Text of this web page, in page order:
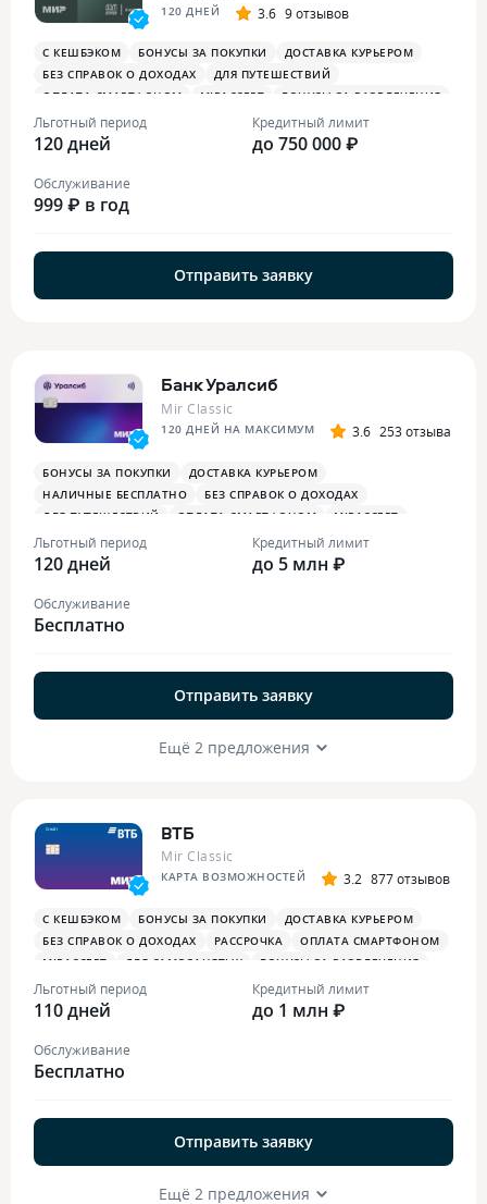
120 ДНЕЙ 3.6 9 отзывов
С КЕШБЭКОМ БОНУСЫ ЗА ПОКУПКИ
ДОСТАВКА КУРЬЕРОМ
БЕЗ СПРАВОК О ДОХОДАХ
ДЛЯ ПУТЕШЕСТВИЙ
ОПЛАТА СМАРТФОНОМ
MIRACCEPT
БОНУСЫ ЗА РАЗВЛЕЧЕНИЯ
БОНУСЫ В РЕСТОРАНАХ
Льготный период
120 дней
Кредитный лимит
до 750 000 ₽
Обслуживание
999 ₽ в год
Отправить заявку
Банк Уралсиб
Mir Classic
120 ДНЕЙ НА МАКСИМУМ 3.6 253 отзыва
БОНУСЫ ЗА ПОКУПКИ
ДОСТАВКА КУРЬЕРОМ
НАЛИЧНЫЕ БЕСПЛАТНО
БЕЗ СПРАВОК О ДОХОДАХ
ДЛЯ ПУТЕШЕСТВИЙ
ОПЛАТА СМАРТФОНОМ MIRACCEPT
Льготный период
120 дней
Кредитный лимит
до 5 млн ₽
Обслуживание
Бесплатно
Отправить заявку
Ещё 2 предложения
ВТБ
Mir Classic
КАРТА ВОЗМОЖНОСТЕЙ 3.2 877 отзывов
С КЕШБЭКОМ БОНУСЫ ЗА ПОКУПКИ
ДОСТАВКА КУРЬЕРОМ
БЕЗ СПРАВОК О ДОХОДАХ
РАССРОЧКА
ОПЛАТА СМАРТФОНОМ
MIRACCEPT
ДЛЯ САМОЗАНЯТЫХ
БОНУСЫ ЗА РАЗВЛЕЧЕНИЯ
ПЛАТЕЖНЫЙ СТИКЕР
Льготный период
110 дней
Кредитный лимит
до 1 млн ₽
Обслуживание
Бесплатно
Отправить заявку
Ещё 2 предложения